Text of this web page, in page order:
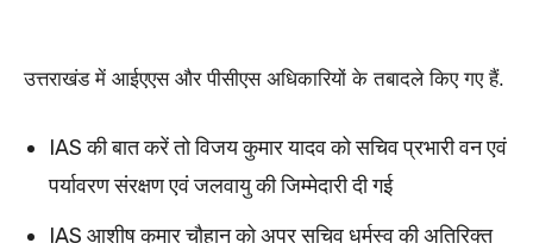
उत्तराखंड में आईएएस और पीसीएस अधिकारियों के तबादले किए गए हैं.
IAS की बात करें तो विजय कुमार यादव को सचिव प्रभारी वन एवं
पर्यावरण संरक्षण एवं जलवायु की जिम्मेदारी दी गई
IAS आशीष कुमार चौहान को अपर सचिव धर्मस्व की अतिरिक्त